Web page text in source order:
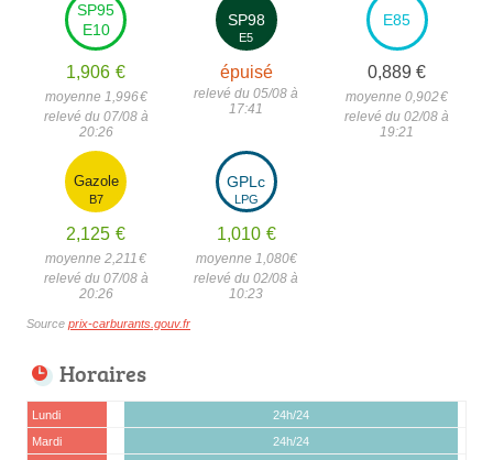
SP95
E10
1,906 €
moyenne 1,996€
relevé du 07/08 à
20:26
SP98
E5
épuisé
relevé du 05/08 à
17:41
E85
0,889 €
moyenne 0,902€
relevé du 02/08 à
19:21
Gazole
B7
2,125 €
moyenne 2,211€
relevé du 07/08 à
20:26
GPLc
LPG
1,010 €
moyenne 1,080€
relevé du 02/08 à
10:23
Source prix-carburants.gouv.fr
Horaires
Lundi
24h/24
Mardi
24h/24